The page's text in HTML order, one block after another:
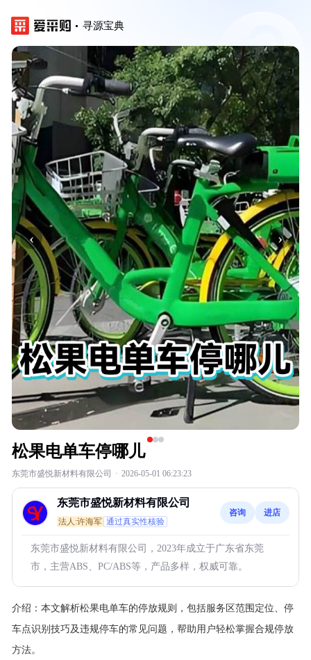
寻源宝典
‹ ›
松果电单车停哪儿
东莞市盛悦新材料有限公司 · 2026-05-01 06:23:23
东莞市盛悦新材料有限公司
法人:许海军 通过真实性核验
咨询 进店
东莞市盛悦新材料有限公司，2023年成立于广东省东莞
市，主营ABS、PC/ABS等，产品多样，权威可靠。
介绍： 本文解析松果电单车的停放规则，包括服务区范围定位、停
车点识别技巧及违规停车的常见问题，帮助用户轻松掌握合规停放
方法。